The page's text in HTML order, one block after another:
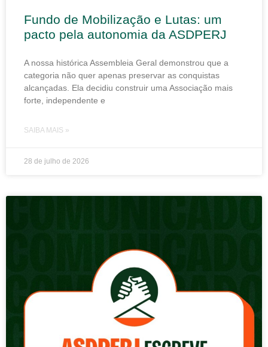
Fundo de Mobilização e Lutas: um
pacto pela autonomia da ASDPERJ
A nossa histórica Assembleia Geral demonstrou que a
categoria não quer apenas preservar as conquistas
alcançadas. Ela decidiu construir uma Associação mais
forte, independente e
SAIBA MAIS »
28 de julho de 2026